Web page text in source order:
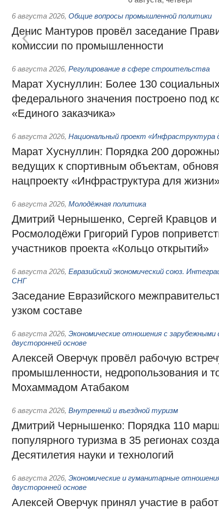
6 августа 2026, Общие вопросы промышленной политики
Денис Мантуров провёл заседание
комиссии по промышленности
6 августа 2026, Регулирование в сфере строительства
Марат Хуснуллин: Более 130
федерального значения построено под
«Единого заказчика»
6 августа 2026, Национальный проект «Инфраструктура
Марат Хуснуллин: Порядка 200
ведущих к спортивным объектам,
нацпроекту «Инфраструктура для
6 августа 2026, Молодёжная политика
Дмитрий Чернышенко, Сергей Кравцов и
Росмолодёжи Григорий Гуров
участников проекта «Кольцо открытий»
6 августа 2026, Евразийский экономический союз.
СНГ
Заседание Евразийского
узком составе
6 августа 2026, Экономические отношения с
двусторонней основе
Алексей Оверчук провёл рабочую
промышленности, недропользования и
Мохаммадом Атабаком
6 августа 2026, Внутренний и въездной туризм
Дмитрий Чернышенко: Порядка 110
популярного туризма в 35 регионах
Десятилетия науки и технологий
6 августа 2026, Экономические и гуманитарные
двусторонней основе
Алексей Оверчук принял участие в